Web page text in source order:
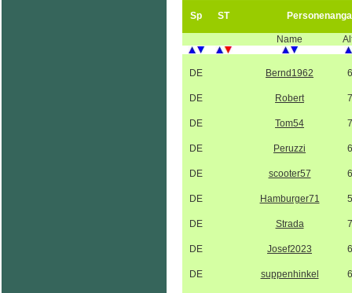
Sp ST
Name
DE Bernd1962
DE Robert
DE Tom54
DE Peruzzi
DE scooter57
DE Hamburger71
DE Strada
DE Josef2023
DE suppenhinkel